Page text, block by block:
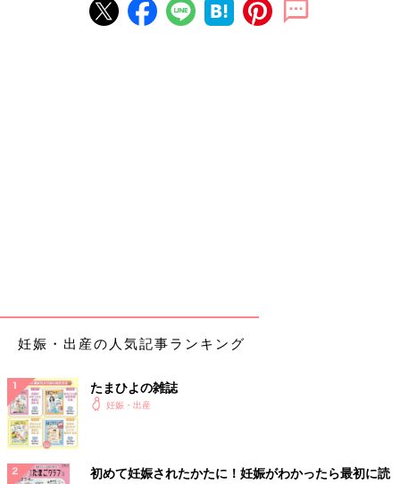
妊娠・出産の人気記事ランキング
たまひよの雑誌
妊娠・出産
初めて妊娠されたかたに！妊娠がわかったら最初に読